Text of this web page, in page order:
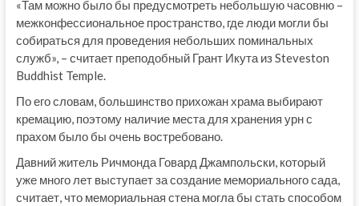
«Там можно было бы предусмотреть небольшую часовню –
межконфессиональное пространство, где люди могли бы
собираться для проведения небольших поминальных
служб», – считает преподобный Грант Икута из Steveston
Buddhist Temple.
По его словам, большинство прихожан храма выбирают
кремацию, поэтому наличие места для хранения урн с
прахом было бы очень востребовано.
Давний житель Ричмонда Говард Джампольски, который
уже много лет выступает за создание мемориального сада,
считает, что мемориальная стена могла бы стать способом